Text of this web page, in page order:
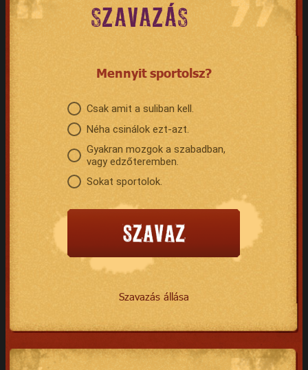
SZAVAZÁS
Mennyit sportolsz?
Csak amit a suliban kell.
Néha csinálok ezt-azt.
Gyakran mozgok a szabadban,
vagy edzőteremben.
Sokat sportolok.
Szavazás állása